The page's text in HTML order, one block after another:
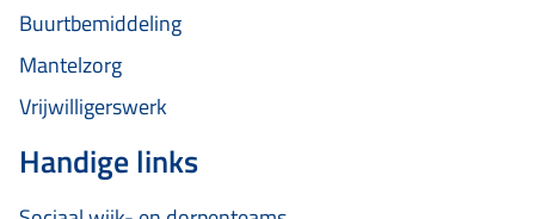
Buurtbemiddeling
Mantelzorg
Vrijwilligerswerk
Handige links